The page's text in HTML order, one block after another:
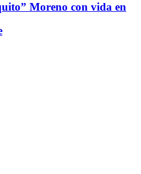
Moreno con vida en